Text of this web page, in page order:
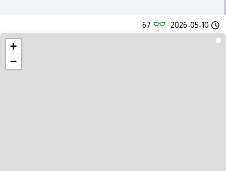
2026-05-10
67
+
−